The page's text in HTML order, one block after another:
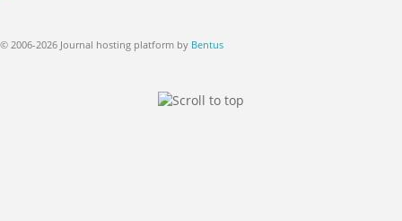
© 2006-2026 Journal hosting platform by Bentus